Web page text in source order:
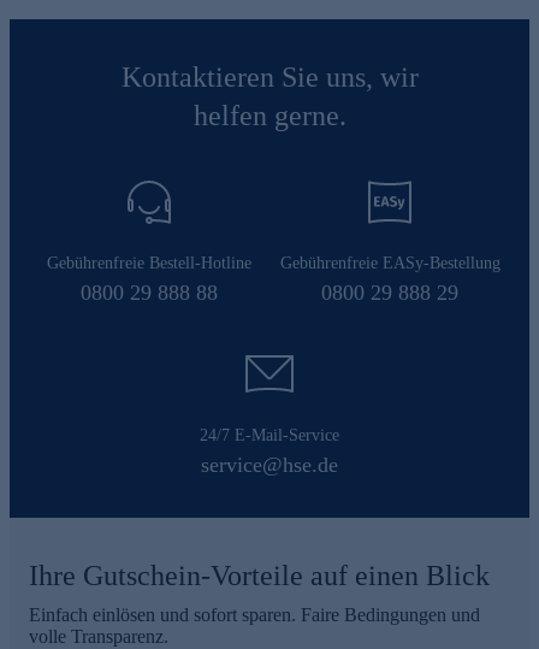
Kontaktieren Sie uns, wir
helfen gerne.
Gebührenfreie Bestell-Hotline
0800 29 888 88
Gebührenfreie EASy-Bestellung
0800 29 888 29
24/7 E-Mail-Service
service@hse.de
Ihre Gutschein-Vorteile auf einen Blick
Einfach einlösen und sofort sparen. Faire Bedingungen und
volle Transparenz.